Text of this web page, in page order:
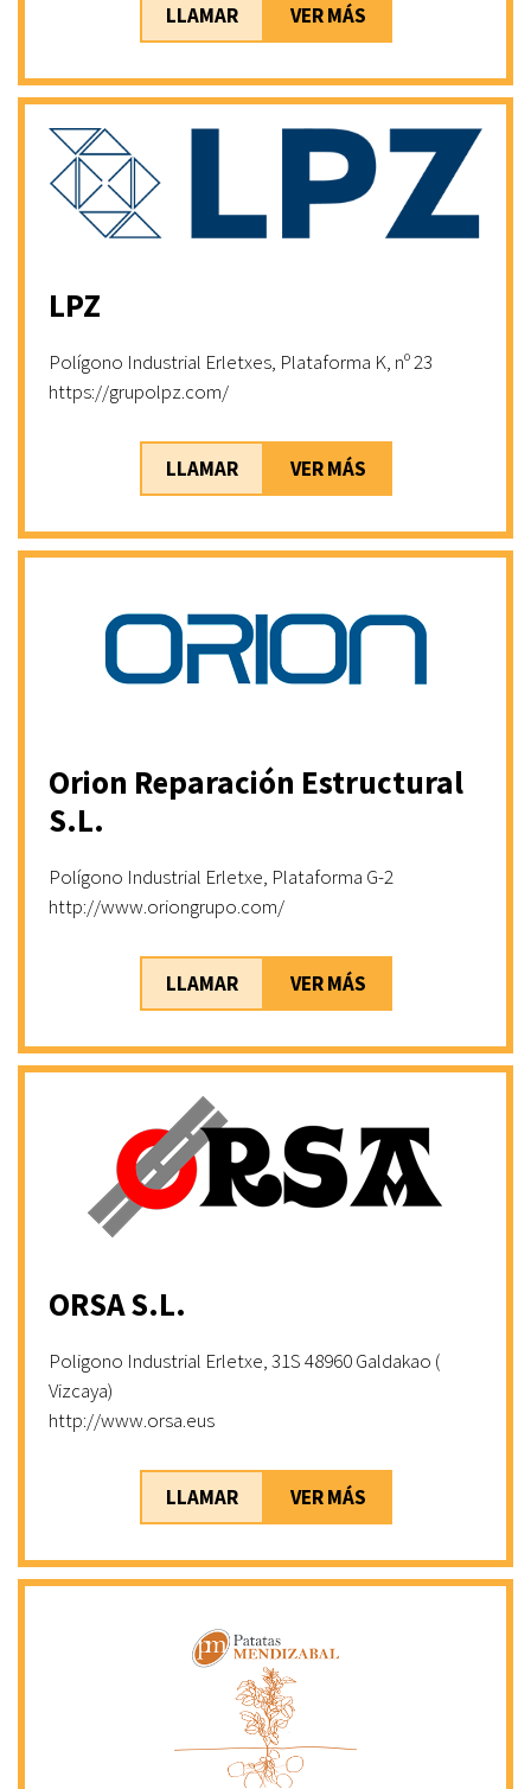
LLAMAR VER MÁS
LPZ
Polígono Industrial Erletxes, Plataforma K, nº 23
https://grupolpz.com/
LLAMAR VER MÁS
Orion Reparación Estructural
S.L.
Polígono Industrial Erletxe, Plataforma G-2
http://www.oriongrupo.com/
LLAMAR VER MÁS
ORSA S.L.
Poligono Industrial Erletxe, 31S 48960 Galdakao (
Vizcaya)
http://www.orsa.eus
LLAMAR VER MÁS